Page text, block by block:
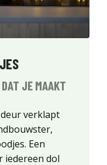
JE MAAKT
verklapt
Een
iedereen dol